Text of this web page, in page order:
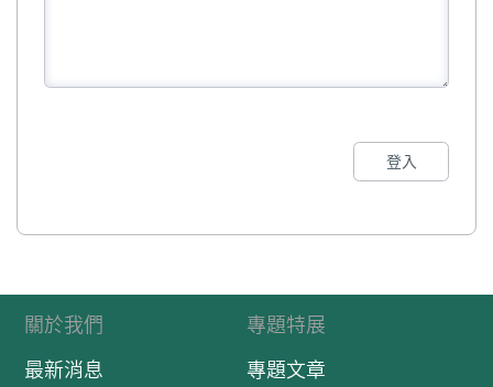
登入
關於我們
最新消息
專題特展
專題文章